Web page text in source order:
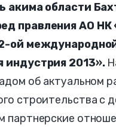
акима области
правления АО
ой
индустрия 2013».
об актуальном
строительства с
партнерские